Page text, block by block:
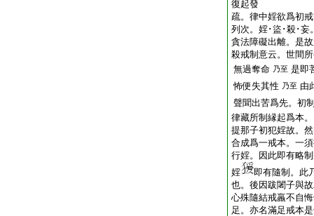
復起發
疏。律中婬欲爲初
列次。婬･盜･殺･妄
貪法障礙出離。是
殺戒制意云。世間
無過奪命 乃至 是即
怖便失其性 乃至 由
聲聞出苦爲先。初
律藏所制縁起爲本
提那子初犯婬故。
合成爲一戒本。一
行婬。因此即有略
婬
即有隨制。此
也。後因跋闍子與
心殊隨結戒羸不自
足。亦名滿足戒本